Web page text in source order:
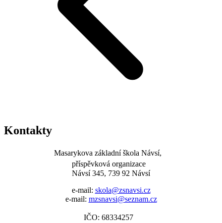
Kontakty
Masarykova základní škola Návsí,
příspěvková organizace
Návsí 345, 739 92 Návsí
e-mail: skola@zsnavsi.cz
e-mail: mzsnavsi@seznam.cz
IČO: 68334257